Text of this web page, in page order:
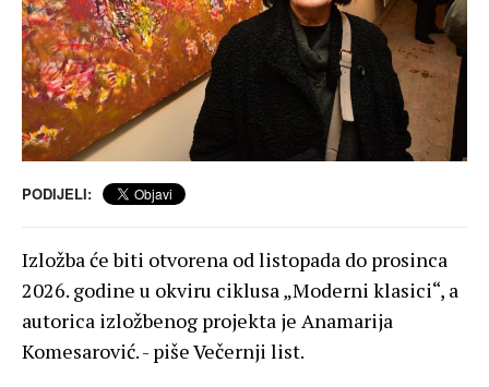
PODIJELI:
Izložba će biti otvorena od listopada do prosinca
2026. godine u okviru ciklusa „Moderni klasici“, a
autorica izložbenog projekta je Anamarija
Komesarović. - piše Večernji list.